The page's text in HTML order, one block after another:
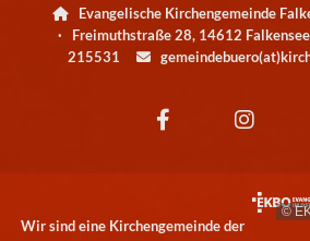

Evangelische Kirchengemeinde
· Freimuthstraße 28, 14612
215531

Wir sind eine Kirchengemeinde der
©